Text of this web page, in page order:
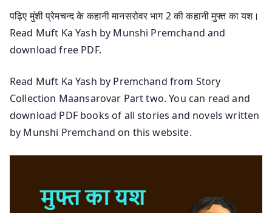
पढ़िए मुंशी प्रेमचन्द के कहानी मानसरोवर भाग 2 की कहानी मुफ्त का यश।
Read Muft Ka Yash by Munshi Premchand and
download free PDF.
Read Muft Ka Yash by Premchand from Story
Collection Maansarovar Part two. You can read and
download PDF books of all stories and novels written
by Munshi Premchand on this website.